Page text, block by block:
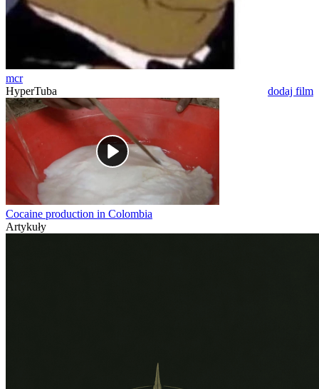
mcr
HyperTuba
dodaj film
Cocaine production in Colombia
Artykuły